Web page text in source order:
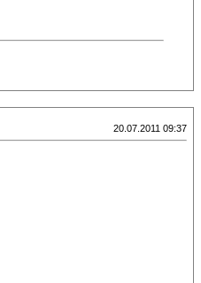
20.07.2011 09:37